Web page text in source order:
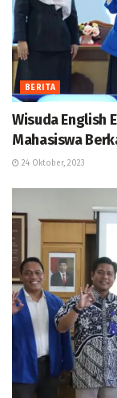
BERITA
Wisuda English
Mahasiswa
24 Oktober, 2023